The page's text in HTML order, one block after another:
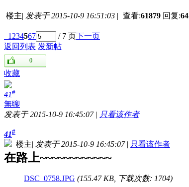
楼主| 发表于 2015-10-9 16:51:03 | 查看:61879 回复:64
1 234567 / 7 页下一页
返回列表 发新帖
0
收藏
41#
無聊
发表于 2015-10-9 16:45:07 | 只看该作者
41#
楼主| 发表于 2015-10-9 16:45:07 | 只看该作者
在路上~~~~~~~~~~~~
DSC_0758.JPG (155.47 KB, 下载次数: 1704)